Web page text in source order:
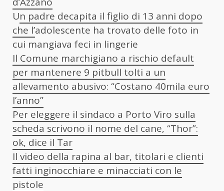
Un padre decapita il figlio di 13 anni dopo
che l’adolescente ha trovato delle foto in
cui mangiava feci in lingerie
Il Comune marchigiano a rischio default
per mantenere 9 pitbull tolti a un
allevamento abusivo: “Costano 40mila euro
l’anno”
Per eleggere il sindaco a Porto Viro sulla
scheda scrivono il nome del cane, “Thor”:
ok, dice il Tar
Il video della rapina al bar, titolari e clienti
fatti inginocchiare e minacciati con le
pistole